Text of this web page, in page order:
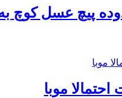
پیچ عسل کوچ